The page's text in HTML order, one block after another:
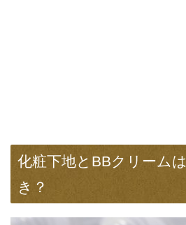
化粧下地とBBクリーム
き？